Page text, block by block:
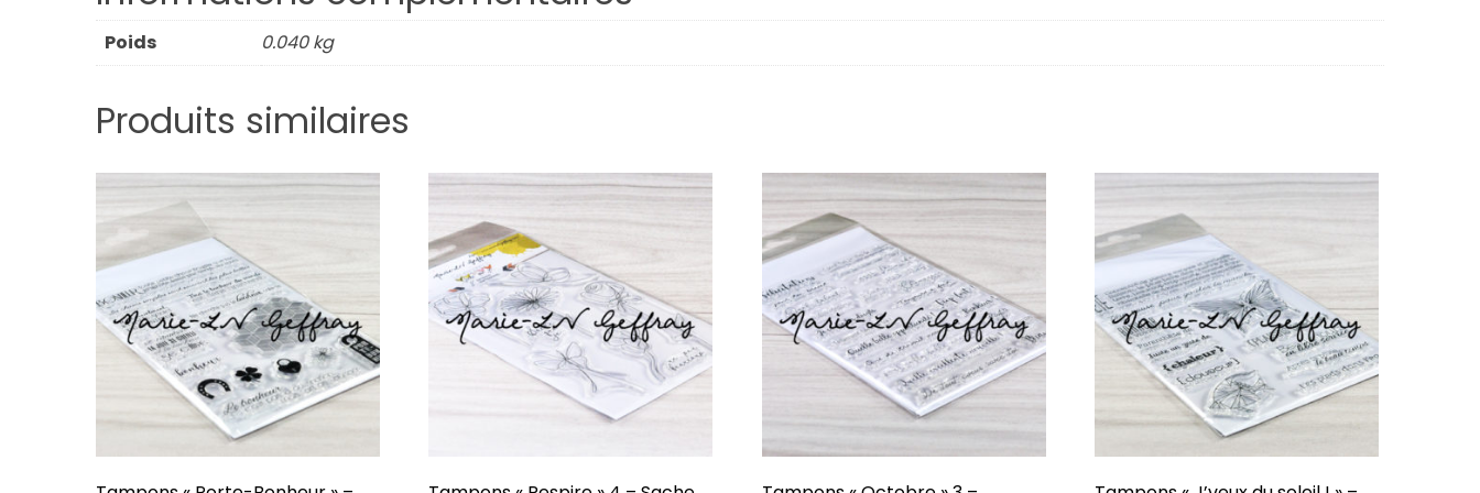
Famille
Porte-Bonheur
Hiverning
Âmes Soeurs
Confidentiel
Dessine-moi
Poids 0.040 kg
Produits similaires